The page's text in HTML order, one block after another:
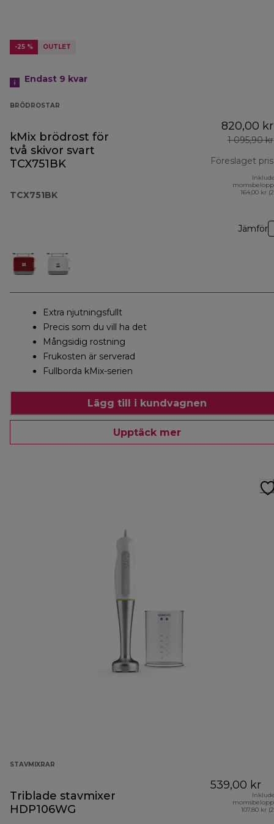
-25 % OUTLET
Endast 9 kvar
BRÖDROSTAR
kMix brödrost för
två skivor svart
TCX751BK
TCX751BK
820,00 kr
1 095,90 kr
Föreslaget pris
164,00 kr
Jämför
Extra njutningsfullt
Precis som du vill ha det
Mångsidig rostning
Frukosten är serverad
Fullborda kMix-serien
Lägg till i kundvagnen
Upptäck mer
STAVMIXRAR
Triblade stavmixer
HDP106WG
539,00 kr
107,80 kr